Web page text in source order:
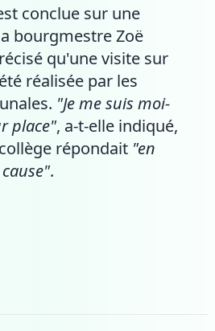
conclue sur une
bourgmestre Zoë
qu'une visite sur
réalisée par les
"Je me suis moi-
place", a-t-elle indiqué,
répondait "en
.